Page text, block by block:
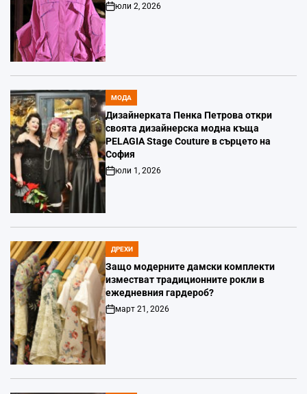
Post
Date
юли 2, 2026
POSTED
IN
МОДА
Дизайнерката Пенка Петрова откри
своята дизайнерска модна къща
PELAGIA Stage Couture в сърцето на
София
Post
Date
юли 1, 2026
POSTED
IN
ДРЕХИ
Защо модерните дамски комплекти
изместват традиционните рокли в
ежедневния гардероб?
Post
Date
март 21, 2026